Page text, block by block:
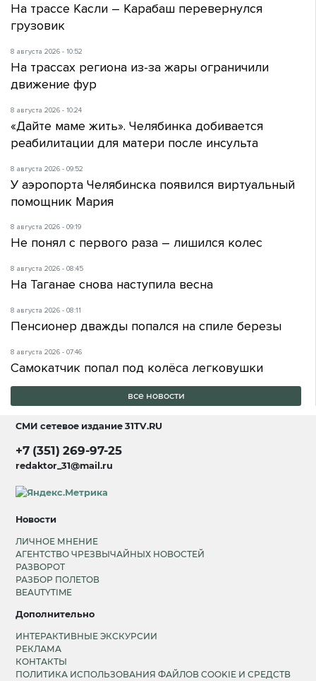
На трассе Касли – Карабаш перевернулся
грузовик
8 августа 2026 - 10:52
На трассах региона из-за жары ограничили
движение фур
8 августа 2026 - 10:24
«Дайте маме жить». Челябинка добивается
реабилитации для матери после инсульта
8 августа 2026 - 09:52
У аэропорта Челябинска появился виртуальный
помощник Мария
8 августа 2026 - 09:19
Не понял с первого раза – лишился колес
8 августа 2026 - 08:45
На Таганае снова наступила весна
8 августа 2026 - 08:11
Пенсионер дважды попался на спиле березы
8 августа 2026 - 07:46
Самокатчик попал под колёса легковушки
все новости
СМИ сетевое издание31TV.RU
+7 (351) 269-97-25
redaktor_31@mail.ru
Новости
ЛИЧНОЕ МНЕНИЕ
АГЕНТСТВО ЧРЕЗВЫЧАЙНЫХ НОВОСТЕЙ
РАЗВОРОТ
РАЗБОР ПОЛЕТОВ
BEAUTYTIME
Дополнительно
ИНТЕРАКТИВНЫЕ ЭКСКУРСИИ
РЕКЛАМА
КОНТАКТЫ
ПОЛИТИКА ИСПОЛЬЗОВАНИЯ ФАЙЛОВ COOKIE И СРЕДСТВ